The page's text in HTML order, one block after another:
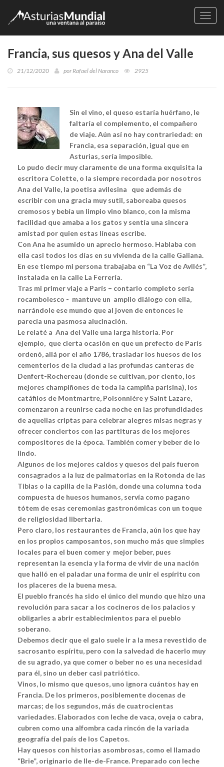
Francia, sus quesos y Ana del Valle
21/12/2020 porRafael del Naranco 2925
Sin el vino, el queso estaría huérfano, le
faltaría el complemento, el compañero
de viaje. Aún así no hay contrariedad: en
Francia, esa separación, igual que en
Asturias, sería imposible.
Lo pudo decir muy claramente de una forma exquisita la
escritora Colette, o la siempre recordada por nosotros
Ana del Valle, la poetisa avilesina que además de
escribir con una gracia muy sutil, saboreaba quesos
cremosos y bebía un limpio vino blanco, con la misma
facilidad que amaba a los gatos y sentía una sincera
amistad por quien estas líneas escribe.
Con Ana he asumido un aprecio hermoso. Hablaba con
ella casi todos los días en su vivienda de la calle Galiana.
En ese tiempo mi persona trabajaba en “La Voz de Avilés”,
instalada en la calle La Ferrería.
Tras mi primer viaje a París – contarlo completo sería
rocambolesco - mantuve un amplio diálogo con ella,
narrándole ese mundo que al joven de entonces le
parecía una pasmosa alucinación.
Le relaté a Ana del Valle una larga historia. Por
ejemplo, que cierta ocasión en que un prefecto de París
ordenó, allá por el año 1786, trasladar los huesos de los
cementerios de la ciudad a las profundas canteras de
Denfert-Rochereau (donde se cultivan, por ciento, los
mejores champiñones de toda la campiña parisina), los
catáfilos de Montmartre, Poisonniére y Saint Lazare,
comenzaron a reunirse cada noche en las profundidades
de aquellas criptas para celebrar alegres misas negras y
ofrecer conciertos con las partituras de los mejores
compositores de la época. También comer y beber de lo
lindo.
Algunos de los mejores caldos y quesos del país fueron
consagrados a la luz de palmatorias en la Rotonda de las
Tibias o la capilla de la Pasión, donde una columna toda
compuesta de huesos humanos, servía como pagano
tótem de esas ceremonias gastronómicas con un toque
de religiosidad libertaria.
Pero claro, los restaurantes de Francia, aún los que hay
en los propios camposantos, son mucho más que simples
locales para el buen comer y mejor beber, pues
representan la esencia y la forma de vivir de una nación
que halló en el paladar una forma de unir el espíritu con
los placeres de la buena mesa.
El pueblo francés ha sido el único del mundo que hizo una
revolución para sacar a los cocineros de los palacios y
obligarles a abrir establecimientos para el pueblo
soberano.
Debemos decir que el galo suele ir a la mesa revestido de
sacrosanto espíritu, pero con la salvedad de hacerlo muy
de su agrado, ya que comer o beber no es una necesidad
para él, sino un deber casi patriótico.
Vinos, lo mismo que quesos, uno ignora cuántos hay en
Francia. De los primeros, posiblemente docenas de
marcas; de los segundos, más de cuatrocientas
variedades. Elaborados con leche de vaca, oveja o cabra,
cubren como una alfombra cada rincón de la variada
geografía del país de los Capetos.
Hay quesos con historias asombrosas, como el llamado
“Brie”, originario de Ile-de-France. Preparado con leche